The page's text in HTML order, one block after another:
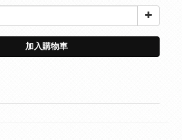
加入購物車